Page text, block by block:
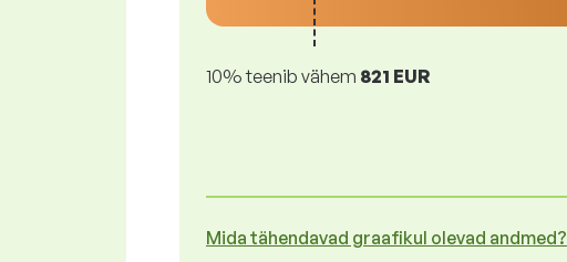
10% teenib vähem 821 EUR
Mida tähendavad graafikul olevad andmed?